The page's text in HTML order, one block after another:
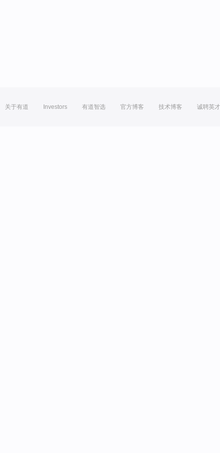
关于有道 Investors 有道智选 官方博客 技术博客 诚聘英才